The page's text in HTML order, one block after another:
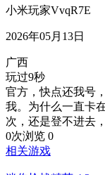
小米玩家VvqR7E
2026年05月13日
广西
玩过9秒
官方，快点还我号
我。为什么一直卡
次，还是登不进去
0次浏览 0
相关游戏